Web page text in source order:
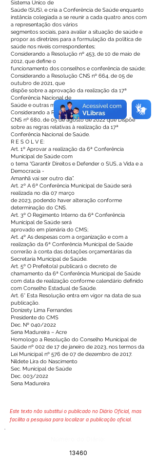
Sistema Único de
Saúde (SUS), e cria a Conferência de Saúde enquanto
instância colegiada a se reunir a cada quatro anos com
a representação dos vários
segmentos sociais, para avaliar a situação de saúde e
propor as diretrizes para a formulação da política de
saúde nos níveis correspondentes;
Considerando a Resolução nº 453, de 10 de maio de
2012, que define o
funcionamento dos conselhos e conferência de saúde;
Considerando a Resolução CNS nº 664, de 05 de
outubro de 2021, que
dispõe sobre a aprovação da realização da 17ª
Conferência Nacional de
Saúde e outras medidas a ela concernente;
Considerando a Resolução
CNS nº 680, de 05 de agosto de 2022 que Dispõe
sobre as regras relativas à realização da 17ª
Conferência Nacional de Saúde.
R E S O L V E:
Art. 1º Aprovar a realização da 6ª Conferência
Municipal de Saúde com
o tema “Garantir Direitos e Defender o SUS, a Vida e a
Democracia -
Amanhã vai ser outro dia”.
Art. 2º A 6ª Conferência Municipal de Saúde será
realizada no dia 07 março
de 2023, podendo haver alteração conforme
determinação do CNS.
Art. 3º O Regimento Interno da 6ª Conferência
Municipal de Saúde será
aprovado em plenária do CMS;
Art. 4º As despesas com a organização e com a
realização da 6ª Conferência Municipal de Saúde
correrão à conta das dotações orçamentárias da
Secretaria Municipal de Saúde.
Art. 5º O Prefeito(a) publicará o decreto de
chamamento da 6ª Conferência Municipal de Saúde
com data de realização conforme calendário definido
com Conselho Estadual de Saúde.
Art. 6° Esta Resolução entra em vigor na data de sua
publicação.
Donizety Lima Fernandes
Presidente do CMS
Dec. Nº 040/2022
Sena Madureira – Acre
Homologo a Resolução do Conselho Municipal de
Saúde nº 002 de 17 de janeiro de 2023, nos termos da
Lei Municipal nº 576 de 07 de dezembro de 2017.
Nildete Lira do Nascimento
Sec. Municipal de Saúde
Dec. 003/2022
Sena Madureira
Este texto não substitui o publicado no Diário Oficial, mas
facilita a pesquisa para localizar a publicação oficial.
13460